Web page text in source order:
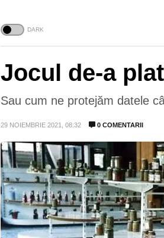
Jocul de-a
Sau cum ne protejăm datele
29 NOIEMBRIE 2021, 08:32 0 COMENTARII